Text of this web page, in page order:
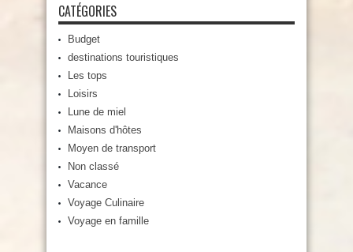
CATÉGORIES
Budget
destinations touristiques
Les tops
Loisirs
Lune de miel
Maisons d'hôtes
Moyen de transport
Non classé
Vacance
Voyage Culinaire
Voyage en famille